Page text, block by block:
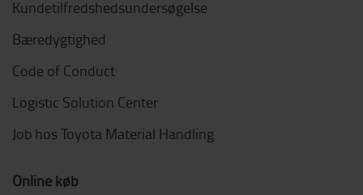
Kundetilfredshedsundersøgelse
Bæredygtighed
Code of Conduct
Logistic Solution Center
Job hos Toyota Material Handling
Online køb